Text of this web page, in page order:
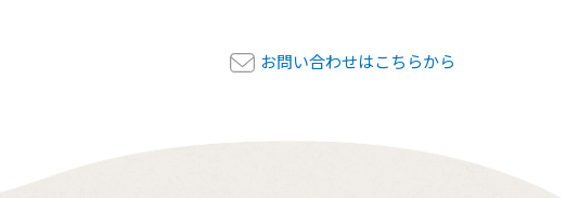
お問い合わせはこちらから